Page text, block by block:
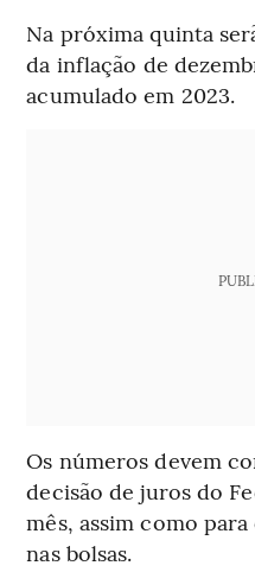
Na próxima quinta
da inflação de
acumulado em 2023.
Os números devem
decisão de juros do
mês, assim como
nas bolsas.